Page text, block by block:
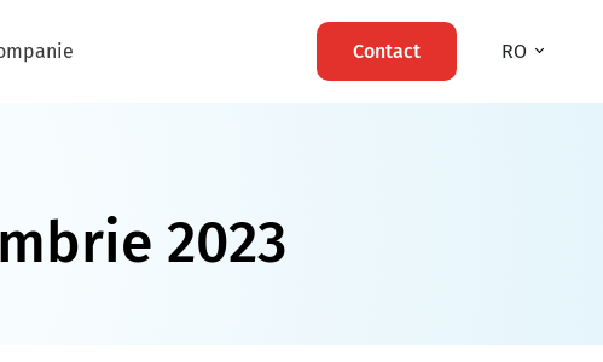
Contact RO
2023